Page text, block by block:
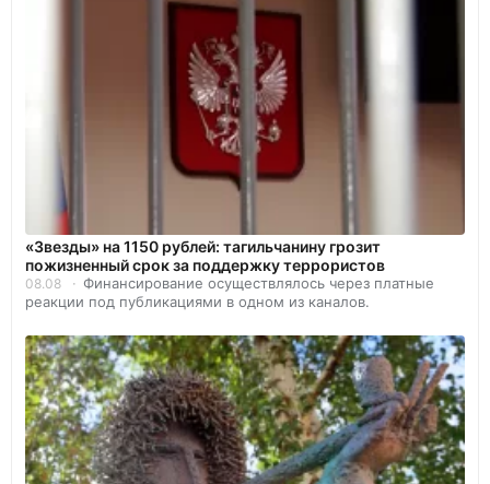
«Звезды» на 1150 рублей: тагильчанину грозит
пожизненный срок за поддержку террористов
08.08
Финансирование осуществлялось через платные
реакции под публикациями в одном из каналов.